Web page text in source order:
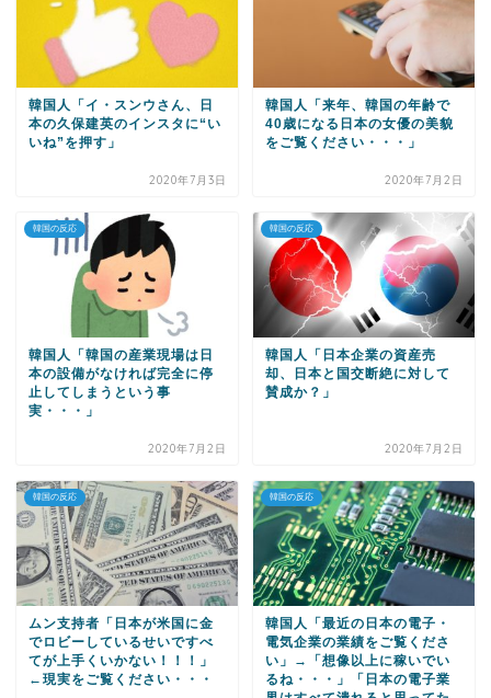
韓国人「イ・スンウさん、日
本の久保建英のインスタに“い
いね”を押す」
2020年7月3日
韓国人「来年、韓国の年齢で
40歳になる日本の女優の美貌
をご覧ください・・・」
2020年7月2日
韓国の反応
韓国人「韓国の産業現場は日
本の設備がなければ完全に停
止してしまうという事
実・・・」
2020年7月2日
韓国の反応
韓国人「日本企業の資産売
却、日本と国交断絶に対して
賛成か？」
2020年7月2日
韓国の反応
ムン支持者「日本が米国に金
でロビーしているせいですべ
てが上手くいかない！！！」
←現実をご覧ください・・・
韓国の反応
韓国人「最近の日本の電子・
電気企業の業績をご覧くださ
い」→「想像以上に稼いでい
るね・・・」「日本の電子業